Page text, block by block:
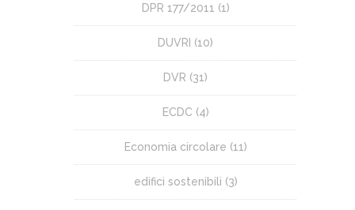
DPR 177/2011 (1)
DUVRI (10)
DVR (31)
ECDC (4)
Economia circolare (11)
edifici sostenibili (3)